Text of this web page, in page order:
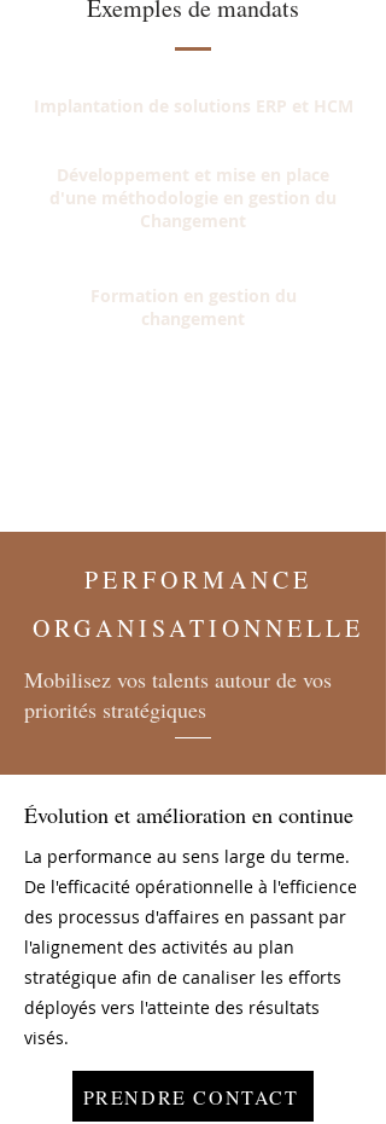
Exemples de mandats
Implantation de solutions ERP et HCM
Développement et mise en place
d'une méthodologie en gestion du
Changement
Formation en gestion du
changement
PERFORMANCE
ORGANISATIONNELLE
Mobilisez vos talents autour de vos
priorités stratégiques
Évolution et amélioration en continue
La performance au sens large du terme.
De l'efficacité opérationnelle à l'efficience
des processus d'affaires en passant par
l'alignement des activités au plan
stratégique afin de canaliser les efforts
déployés vers l'atteinte des résultats
visés.
PRENDRE CONTACT